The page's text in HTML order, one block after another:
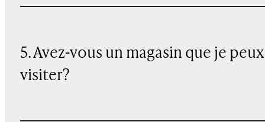
5. Avez-vous un magasin que je peux
visiter?